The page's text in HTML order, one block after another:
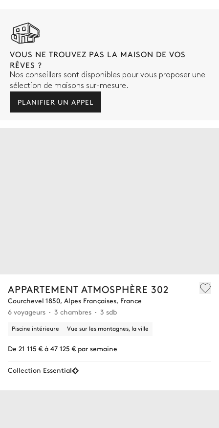
VOUS NE TROUVEZ PAS LA MAISON DE VOS
RÊVES ?
Nos conseillers sont disponibles pour vous proposer une
sélection de maisons sur-mesure.
PLANIFIER UN APPEL
APPARTEMENT ATMOSPHÈRE 302
Courchevel 1850, Alpes Françaises, France
6 voyageurs
3 chambres 3 sdb
Piscine intérieure Vue sur les montagnes, la ville
De 21 115 € à 47 125 € par semaine
Collection Essential